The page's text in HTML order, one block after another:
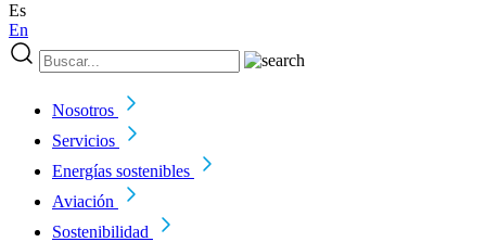
Es
En
Nosotros
Servicios
Energías sostenibles
Aviación
Sostenibilidad